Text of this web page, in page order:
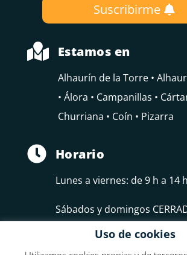
Suscribirme
 Estamos en
Alhaurín de la Torre •
• Álora • Campanillas •
Churriana • Coín • Pizarra
 Horario
Lunes a viernes: de 9 h a 14 h
Sábados y domingos
Uso de cookies